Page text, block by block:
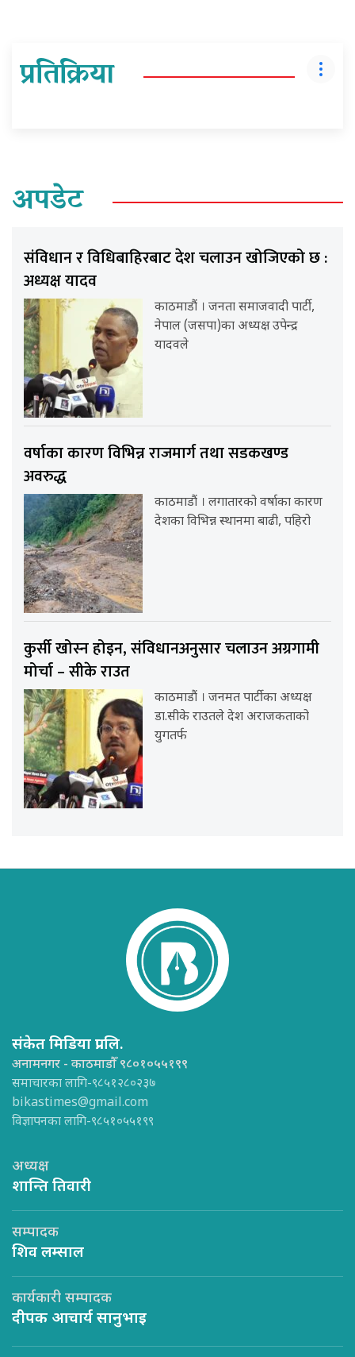
प्रतिक्रिया
अपडेट
संविधान र विधिबाहिरबाट देश चलाउन खोजिएको छ :
अध्यक्ष यादव
काठमाडौं । जनता समाजवादी पार्टी,
नेपाल (जसपा)का अध्यक्ष उपेन्द्र
यादवले
वर्षाका कारण विभिन्न राजमार्ग तथा सडकखण्ड
अवरुद्ध
काठमाडौं । लगातारको वर्षाका कारण
देशका विभिन्न स्थानमा बाढी, पहिरो
कुर्सी खोस्न होइन, संविधानअनुसार चलाउन अग्रगामी
मोर्चा – सीके राउत
काठमाडौं । जनमत पार्टीका अध्यक्ष
डा.सीके राउतले देश अराजकताको
युगतर्फ
संकेत मिडिया प्रा.लि.
अनामनगर - काठमाडौँ ९८०१०५५१९९
समाचारका लागि-९८५१२८०२३७
bikastimes@gmail.com
विज्ञापनका लागि-९८५१०५५१९९
अध्यक्ष
शान्ति तिवारी
सम्पादक
शिव लम्साल
कार्यकारी सम्पादक
दीपक आचार्य सानुभाइ